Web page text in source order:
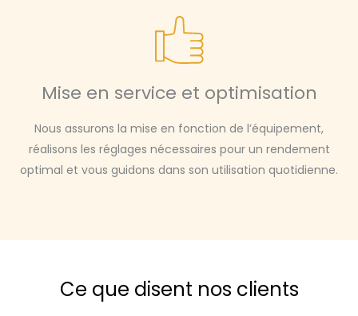
Mise en service et optimisation
Nous assurons la mise en fonction de l’équipement,
réalisons les réglages nécessaires pour un rendement
optimal et vous guidons dans son utilisation quotidienne.
Ce que disent nos clients